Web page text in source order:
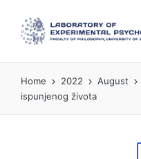
Home 2022 August
ispunjenog života